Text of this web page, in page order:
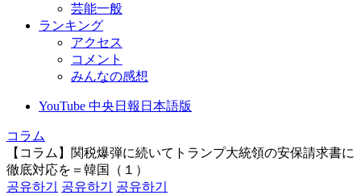
芸能一般
ランキング
アクセス
コメント
みんなの感想
YouTube 中央日報日本語版
コラム
【コラム】関税爆弾に続いてトランプ大統領の安保請求書に
徹底対応を＝韓国（１）
공유하기
공유하기
공유하기